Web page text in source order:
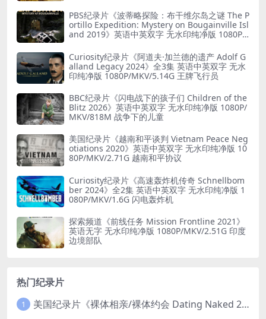
PBS纪录片《波蒂略探险：布干维尔岛之谜 The P
ortillo Expedition: Mystery on Bougainville Isl
and 2019》英语中英双字 无水印纯净版 1080P/
Curiosity纪录片《阿道夫·加兰德的遗产 Adolf G
alland Legacy 2024》全3集 英语中英双字 无水
印纯净版 1080P/MKV/5.14G 王牌飞行员
BBC纪录片《闪电战下的孩子们 Children of the
Blitz 2026》英语中英双字 无水印纯净版 1080P/
MKV/818M 战争下的儿童
美国纪录片《越南和平谈判 Vietnam Peace Neg
otiations 2020》英语中英双字 无水印纯净版 10
80P/MKV/2.71G 越南和平协议
Curiosity纪录片《高速轰炸机传奇 Schnellbom
ber 2024》全2集 英语中英双字 无水印纯净版 1
080P/MKV/1.6G 闪电轰炸机
探索频道《前线任务 Mission Frontline 2021》
英语无字 无水印纯净版 1080P/MKV/2.51G 印度
边境部队
热门纪录片
1 美国纪录片《裸体相亲/裸体约会 Dating Naked 2014-2016》第1-3季全33集 英语中英双字 无水印纯净版 1080P/MKV/85.6G 裸体相亲真人秀